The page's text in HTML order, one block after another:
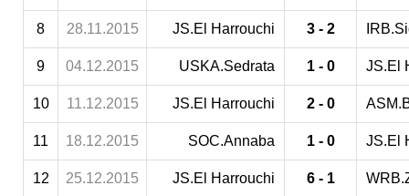
8 28.11.2015 JS.El Harrouchi 3 - 2
9 04.12.2015 USKA.Sedrata 1 - 0 JS.El
10 11.12.2015 JS.El Harrouchi 2 - 0
11 18.12.2015 SOC.Annaba 1 - 0 JS.El
12 25.12.2015 JS.El Harrouchi 6 - 1